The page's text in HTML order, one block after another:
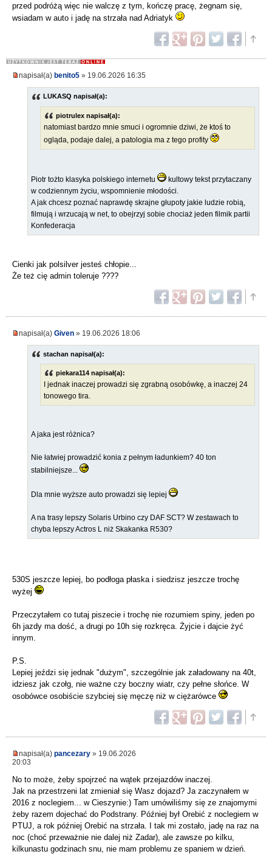
przed podróżą więc nie walczę z tym, kończę pracę, żegnam się,
wsiadam w auto i jadę na strzała nad Adriatyk
napisał(a) benito5 » 19.06.2026 16:35
LUKASQ napisał(a):
piotrulex napisał(a):
natomiast bardzo mnie smuci i ogromnie dziwi, że ktoś to
ogląda, podaje dalej, a patologia ma z tego profity
Piotr tożto klasyka polskiego internetu
kultowy tekst przytaczany
w codziennym życiu, wspomnienie młodości.
A jak chcesz poznać naprawdę skrajne głupoty jakie ludzie robią,
filmują i wrzucają w net, to obejrzyj sobie chociaż jeden filmik partii
Konfederacja
Cienki jak polsilver jesteś chłopie...
Że też cię admin toleruje ????
napisał(a) Given » 19.06.2026 18:06
stachan napisał(a):
piekara114 napisał(a):
I jednak inaczej prowadzi się zgrabną osobówkę, a inaczej 24
tonowego tira.
A jaka jest różnica?
Nie łatwiej prowadzić konia z pełnym ładunkiem? 40 ton
stabilniejsze...
Dla mnie wyższe auto prowadzi się lepiej
A na trasy lepszy Solaris Urbino czy DAF SCT? W zestawach to
chyba lepszy Actros L niż Skakanka R530?
530S jeszcze lepiej, bo podłoga płaska i siedzisz jeszcze trochę
wyżej
Przeczytałem co tutaj piszecie i trochę nie rozumiem spiny, jeden po
6h jazdy ma dość, a drugi po 10h się rozkręca. Żyjcie i dajcie żyć
innym.
P.S.
Lepiej jeździ się jednak "dużym", szczególnie jak załadowany na 40t,
idziesz jak czołg, nie ważne czy boczny wiatr, czy pełne słońce. W
osobówce osobiście szybciej się męczę niż w ciężarówce
napisał(a) pancezary » 19.06.2026
20:03
No to może, żeby spojrzeć na wątek przejazdów inaczej.
Jak na przestrzeni lat zmieniał się Wasz dojazd? Ja zaczynałem w
2016 z noclegiem... w Cieszynie:) Tam umówiliśmy się ze znajomymi
żeby razem dojechać do Podstrany. Później był Orebić z noclegiem w
PTUJ, a rok później Orebić na strzała. I tak mi zostało, jadę na raz na
noc (choć przeważnie nie dalej niż Zadar), ale zawsze po kilku,
kilkunastu godzinach snu, nie mam problemu ze spaniem w dzień.